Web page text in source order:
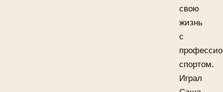
свою
жизнь
с
спортом.
Играл